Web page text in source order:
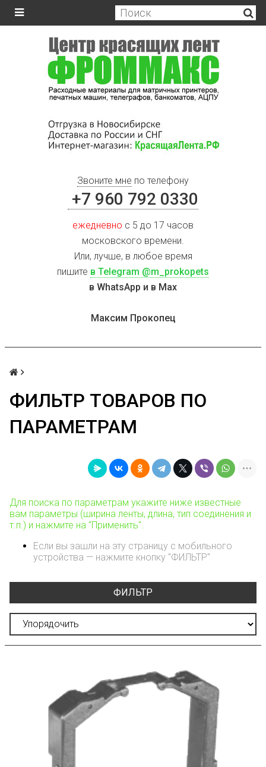
Звоните мне по телефону
+7 960 792 0330
ежедневно с 5 до 17 часов
московского времени.
Или, лучше, в любое время
пишите в Telegram @m_prokopets
в WhatsApp и в Max
Максим Прокопец
ФИЛЬТР ТОВАРОВ ПО
ПАРАМЕТРАМ
Для поиска по параметрам укажите ниже известные
вам параметры (ширина ленты, длина, тип соединения и
т.п.) и нажмите на "Применить".
Если вы зашли на эту страницу с мобильного
устройства — нажмите кнопку "ФИЛЬТР"
ФИЛЬТР